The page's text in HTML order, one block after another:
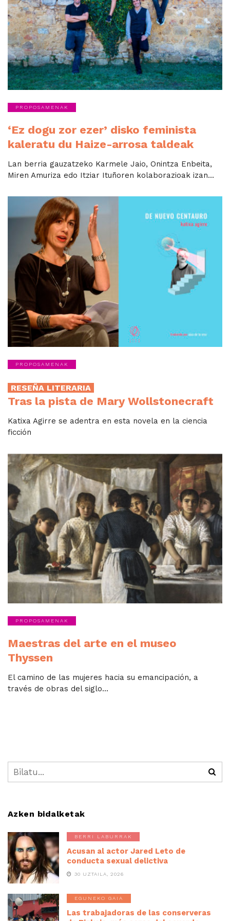
PROPOSAMENAK
‘Ez dogu zor ezer’ disko feminista
kaleratu du Haize-arrosa taldeak
Lan berria gauzatzeko Karmele Jaio, Onintza Enbeita,
Miren Amuriza edo Itziar Ituñoren kolaborazioak izan...
PROPOSAMENAK
RESEÑA LITERARIA
Tras la pista de Mary Wollstonecraft
Katixa Agirre se adentra en esta novela en la ciencia
ficción
PROPOSAMENAK
Maestras del arte en el museo
Thyssen
El camino de las mujeres hacia su emancipación, a
través de obras del siglo...
Azken bidalketak
BERRI LABURRAK
Acusan al actor Jared Leto de
conducta sexual delictiva
30 UZTAILA, 2026
EGUNEKO GAIA
Las trabajadoras de las conserveras